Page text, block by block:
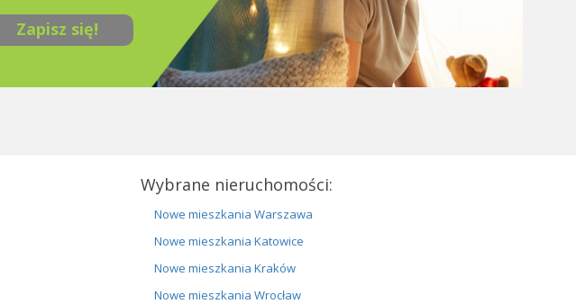
Zapisz się!
Wybrane nieruchomości:
Nowe mieszkania Warszawa
Nowe mieszkania Katowice
Nowe mieszkania Kraków
Nowe mieszkania Wrocław